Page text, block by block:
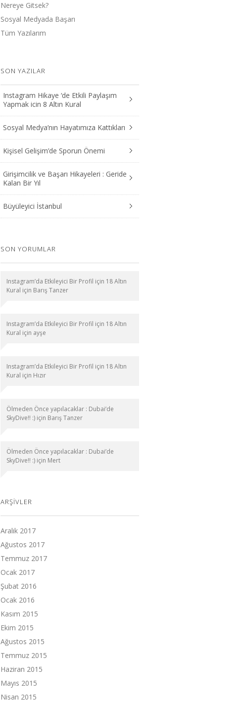
Nereye Gitsek?
Sosyal Medyada Başarı
Tüm Yazılarım
SON YAZILAR
Instagram Hikaye ‘de Etkili Paylaşım
Yapmak icin 8 Altın Kural
Sosyal Medya’nın Hayatımıza Kattıkları
Kişisel Gelişim’de Sporun Önemi
Girişimcilik ve Başarı Hikayeleri : Geride
Kalan Bir Yıl
Büyüleyici İstanbul
SON YORUMLAR
Instagram’da Etkileyici Bir Profil için 18 Altın
Kural için Barış Tanzer
Instagram’da Etkileyici Bir Profil için 18 Altın
Kural için ayşe
Instagram’da Etkileyici Bir Profil için 18 Altın
Kural için Hızır
Ölmeden Önce yapılacaklar : Dubai’de
SkyDive!! :) için Barış Tanzer
Ölmeden Önce yapılacaklar : Dubai’de
SkyDive!! :) için Mert
ARŞIVLER
Aralık 2017
Ağustos 2017
Temmuz 2017
Ocak 2017
Şubat 2016
Ocak 2016
Kasım 2015
Ekim 2015
Ağustos 2015
Temmuz 2015
Haziran 2015
Mayıs 2015
Nisan 2015